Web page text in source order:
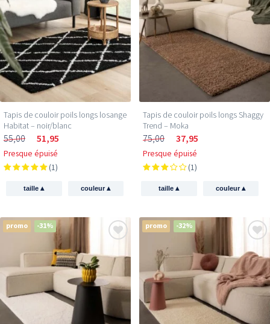
Tapis de couloir poils longs losange
Habitat – noir/blanc
55,00 51,95
Presque épuisé
(1)
taille▴ couleur▴
Tapis de couloir poils longs Shaggy
Trend – Moka
75,00 37,95
Presque épuisé
(1)
taille▴ couleur▴
promo -31% promo -32%